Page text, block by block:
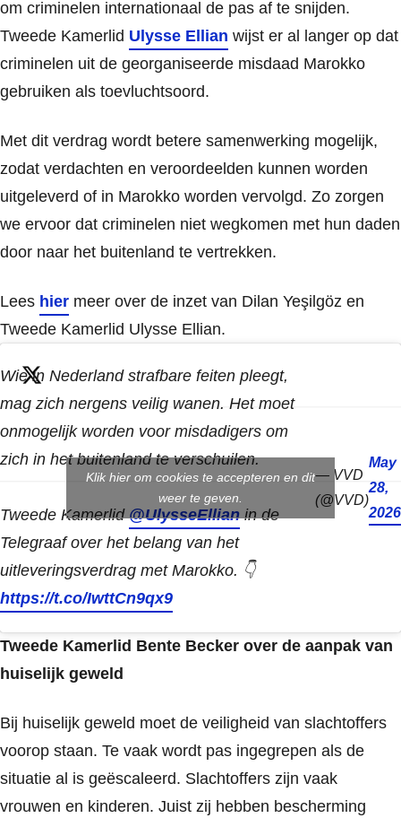
om criminelen internationaal de pas af te snijden.
Tweede Kamerlid Ulysse Ellian wijst er al langer op dat
criminelen uit de georganiseerde misdaad Marokko
gebruiken als toevluchtsoord.
Met dit verdrag wordt betere samenwerking mogelijk,
zodat verdachten en veroordeelden kunnen worden
uitgeleverd of in Marokko worden vervolgd. Zo zorgen
we ervoor dat criminelen niet wegkomen met hun daden
door naar het buitenland te vertrekken.
Lees hier meer over de inzet van Dilan Yeşilgöz en
Tweede Kamerlid Ulysse Ellian.
Wie in Nederland strafbare feiten pleegt,
mag zich nergens veilig wanen. Het moet
onmogelijk worden voor misdadigers om
zich in het buitenland te verschuilen.
Tweede Kamerlid@UlysseEllianin de
Telegraaf over het belang van het
uitleveringsverdrag met Marokko. 👇
https://t.co/IwttCn9qx9
— VVD
(@VVD)
May
28,
2026
Klik hier om cookies te accepteren en dit
weer te geven.
Tweede Kamerlid Bente Becker over de aanpak van
huiselijk geweld
Bij huiselijk geweld moet de veiligheid van slachtoffers
voorop staan. Te vaak wordt pas ingegrepen als de
situatie al is geëscaleerd. Slachtoffers zijn vaak
vrouwen en kinderen. Juist zij hebben bescherming